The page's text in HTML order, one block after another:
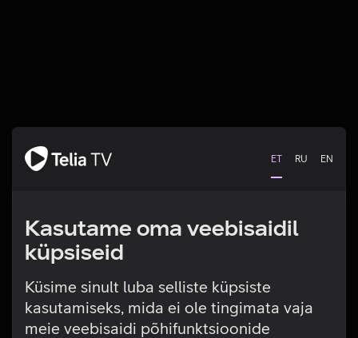
ET RU EN
Kasutame oma veebisaidil
küpsiseid
Küsime sinult luba selliste küpsiste
kasutamiseks, mida ei ole tingimata vaja
meie veebisaidi põhifunktsioonide
Tehniline viga